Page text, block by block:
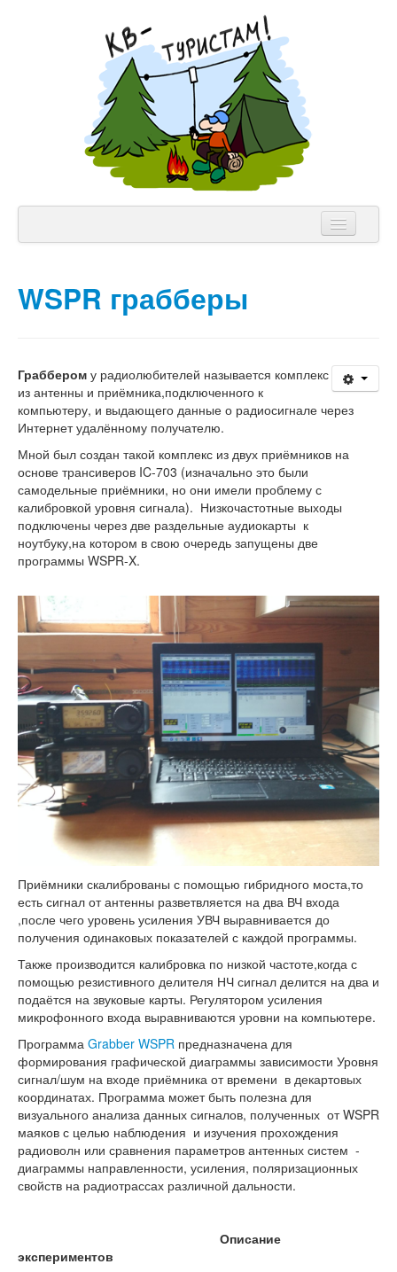
Аппаратура
Статьи
Эксперименты
География
КВ шлюзы
Медиа
WSPR грабберы
Граббером у радиолюбителей называется комплекс
из антенны и приёмника,подключенного к
компьютеру, и выдающего данные о радиосигнале через
Интернет удалённому получателю.
Мной был создан такой комплекс из двух приёмников на
основе трансиверов IC-703 (изначально это были
самодельные приёмники, но они имели проблему с
калибровкой уровня сигнала). Низкочастотные выходы
подключены через две раздельные аудиокарты к
ноутбуку,на котором в свою очередь запущены две
программы WSPR-X.
Приёмники скалиброваны с помощью гибридного моста,то
есть сигнал от антенны разветвляется на два ВЧ входа
,после чего уровень усиления УВЧ выравнивается до
получения одинаковых показателей с каждой программы.
Также производится калибровка по низкой частоте,когда с
помощью резистивного делителя НЧ сигнал делится на два и
подаётся на звуковые карты. Регулятором усиления
микрофонного входа выравниваются уровни на компьютере.
Программа Grabber WSPR предназначена для
формирования графической диаграммы зависимости Уровня
сигнал/шум на входе приёмника от времени в декартовых
координатах. Программа может быть полезна для
визуального анализа данных сигналов, полученных от WSPR
маяков с целью наблюдения и изучения прохождения
радиоволн или сравнения параметров антенных систем -
диаграммы направленности, усиления, поляризационных
свойств на радиотрассах различной дальности.
Описание
экспериментов